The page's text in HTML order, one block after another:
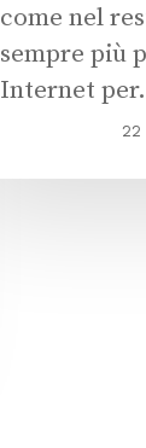
come nel
sempre più
Internet
22